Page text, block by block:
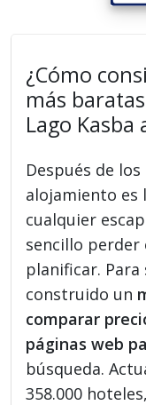
¿Cómo
más
Lago
Después de
alojamiento
cualquier
sencillo perder
planificar.
construido un
comparar
páginas web
búsqueda.
358.000